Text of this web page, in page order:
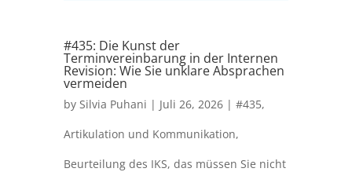
#435: Die Kunst der
Terminvereinbarung in der Internen
Revision: Wie Sie unklare Absprachen
vermeiden
by Silvia Puhani | Juli 26, 2026| #435,
Artikulation und Kommunikation,
Beurteilung des IKS, das müssen Sie nicht